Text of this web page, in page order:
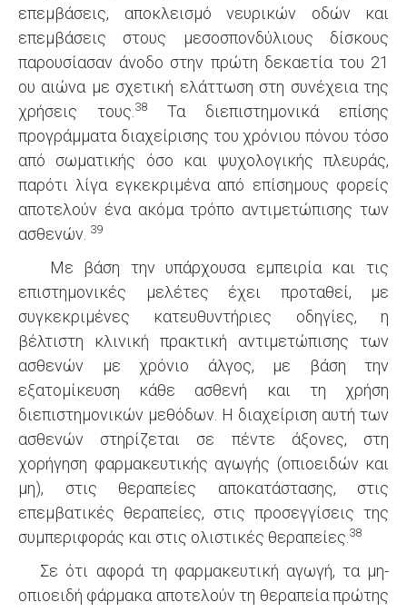
επεμβάσεις, αποκλεισμό νευρικών οδών και
επεμβάσεις στους μεσοσπονδύλιους δίσκους
παρουσίασαν άνοδο στην πρώτη δεκαετία του 21
ου αιώνα με σχετική ελάττωση στη συνέχεια της
χρήσεις τους. 38
Τα διεπιστημονικά επίσης
προγράμματα διαχείρισης του χρόνιου πόνου τόσο
από σωματικής όσο και ψυχολογικής πλευράς,
παρότι λίγα εγκεκριμένα από επίσημους φορείς
αποτελούν ένα ακόμα τρόπο αντιμετώπισης των
ασθενών. 39
Με βάση την υπάρχουσα εμπειρία και τις
επιστημονικές μελέτες έχει προταθεί, με
συγκεκριμένες κατευθυντήριες οδηγίες, η
βέλτιστη κλινική πρακτική αντιμετώπισης των
ασθενών με χρόνιο άλγος, με βάση την
εξατομίκευση κάθε ασθενή και τη χρήση
διεπιστημονικών μεθόδων. Η διαχείριση αυτή των
ασθενών στηρίζεται σε πέντε άξονες, στη
χορήγηση φαρμακευτικής αγωγής (οπιοειδών και
μη), στις θεραπείες αποκατάστασης, στις
επεμβατικές θεραπείες, στις προσεγγίσεις της
συμπεριφοράς και στις ολιστικές θεραπείες. 38
Σε ότι αφορά τη φαρμακευτική αγωγή, τα μη-
οπιοειδή φάρμακα αποτελούν τη θεραπεία πρώτης